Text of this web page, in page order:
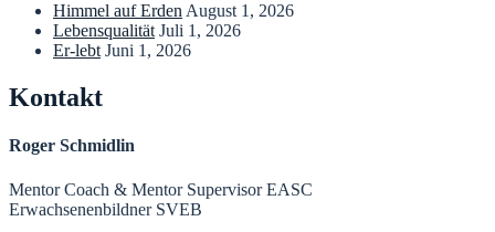
Himmel auf Erden August 1, 2026
Lebensqualität Juli 1, 2026
Er-lebt Juni 1, 2026
Kontakt
Roger Schmidlin
Mentor Coach & Mentor Supervisor EASC
Erwachsenenbildner SVEB